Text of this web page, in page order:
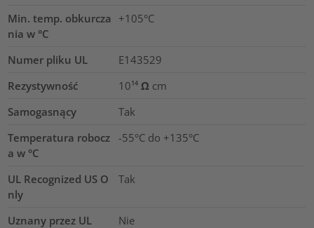
Min. temp. obkurcza
nia w °C
+105°C
Numer pliku UL
E143529
Rezystywność
10¹⁴ Ω cm
Samogasnący
Tak
Temperatura robocz
a w °C
-55°C do +135°C
UL Recognized US O
nly
Tak
Uznany przez UL
Nie